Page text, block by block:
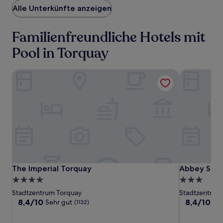
Alle Unterkünfte anzeigen
Familienfreundliche Hotels mit
Pool in Torquay
The
Imperial
Torquay
The
Imperial
Torquay
The Imperial Torquay
The Imperial Torquay
4.0-
Sterne-
Unterkunft
Stadtzentrum Torquay
8.4
8,4/10 Sehr gut (1132)
The Imperial Torquay
Abbey
Sands
Hotel
Abbey
Abbey
3.0-
Sterne-
Unterkunft
8.4
8,4/10
Abbey